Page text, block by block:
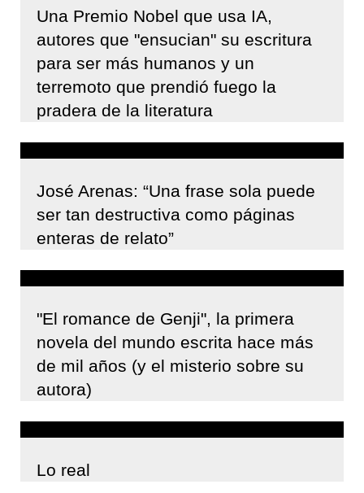
Una Premio Nobel que usa IA,
autores que "ensucian" su escritura
para ser más humanos y un
terremoto que prendió fuego la
pradera de la literatura
José Arenas: “Una frase sola puede
ser tan destructiva como páginas
enteras de relato”
"El romance de Genji", la primera
novela del mundo escrita hace más
de mil años (y el misterio sobre su
autora)
Lo real